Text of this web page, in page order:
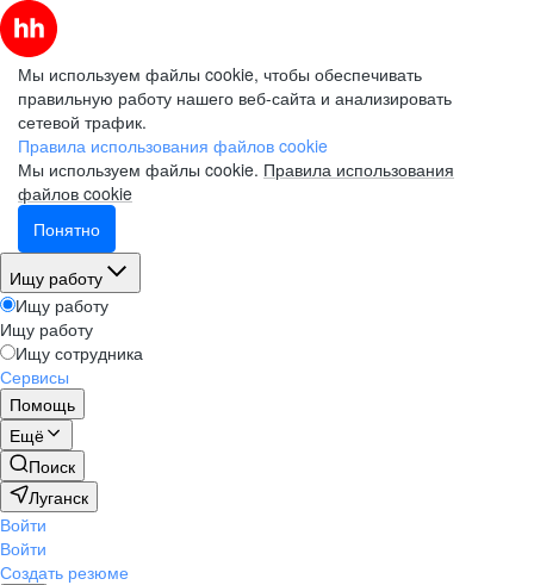
Мы используем файлы cookie, чтобы обеспечивать
правильную работу нашего веб-сайта и анализировать
сетевой трафик.
Правила использования файлов cookie
Мы используем файлы cookie. Правила использования
файлов cookie
Понятно
Ищу работу
Ищу работу
Ищу работу
Ищу сотрудника
Сервисы
Помощь
Ещё
Поиск
Луганск
Войти
Войти
Создать резюме